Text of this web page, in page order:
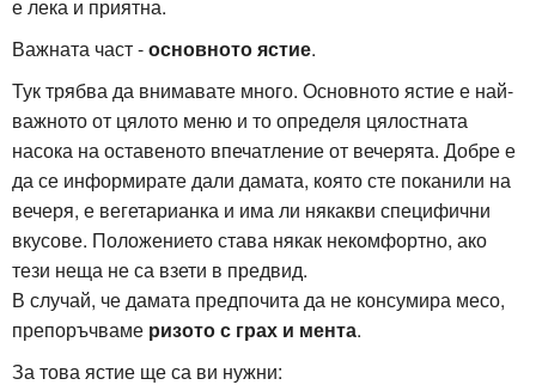
е лека и приятна.
Важната част -основното ястие.
Тук трябва да внимавате много. Основното ястие е най-
важното от цялото меню и то определя цялостната
насока на оставеното впечатление от вечерята. Добре е
да се информирате дали дамата, която сте поканили на
вечеря, е вегетарианка и има ли някакви специфични
вкусове. Положението става някак некомфортно, ако
тези неща не са взети в предвид.
В случай, че дамата предпочита да не консумира месо,
препоръчваме ризото с грах и мента.
За това ястие ще са ви нужни: